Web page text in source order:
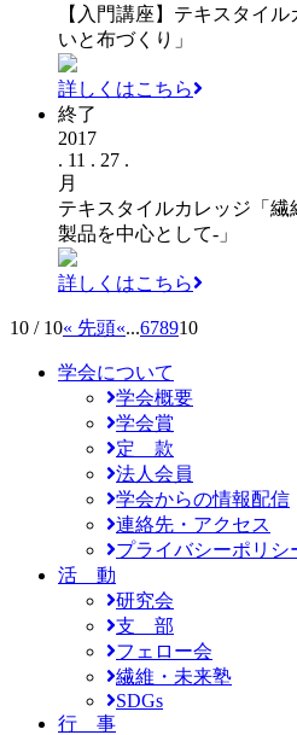
【入門講座】テキスタイ
いと布づくり」
詳しくはこちら
終了
2017
. 11 . 27 .
月
テキスタイルカレッジ「繊
製品を中心として‐」
詳しくはこちら
10 / 10« 先頭«...678910
学会について
学会概要
学会賞
定 款
法人会員
学会からの情報配信
連絡先・アクセス
プライバシーポリシ
活 動
研究会
支 部
フェロー会
繊維・未来塾
SDGs
行 事